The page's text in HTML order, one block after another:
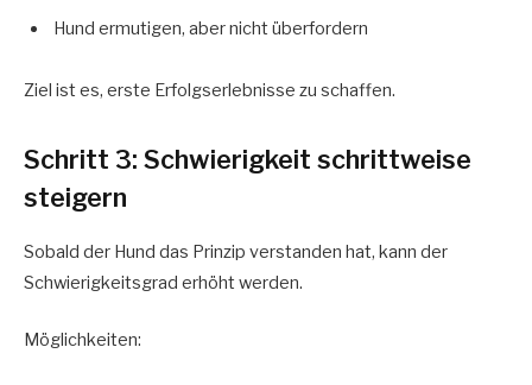
Hund ermutigen, aber nicht überfordern
Ziel ist es, erste Erfolgserlebnisse zu schaffen.
Schritt 3: Schwierigkeit schrittweise
steigern
Sobald der Hund das Prinzip verstanden hat, kann der
Schwierigkeitsgrad erhöht werden.
Möglichkeiten: